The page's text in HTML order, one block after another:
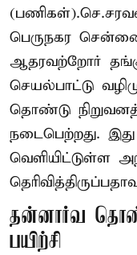
பெருநகர சென்னை
ஆதரவற்றோர்
செயல்பாட்டு
தொண்டு
நடைபெற்றது.
வெளியிட்டுள்ள
தன்னார்வ
பயிற்சி